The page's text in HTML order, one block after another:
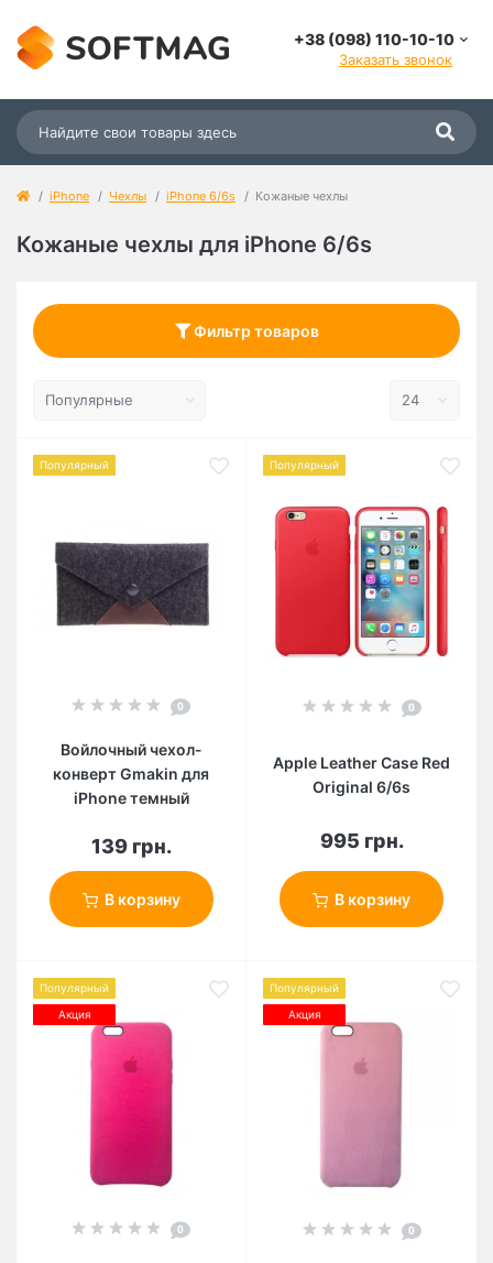
+38 (098) 110-10-10
Заказать звонок
iPhone Чехлы iPhone 6/6s Кожаные чехлы
Кожаные чехлы для iPhone 6/6s
Фильтр товаров
Популярный
0
Войлочный чехол-
конверт Gmakin для
iPhone темный
139 грн.
В корзину
Популярный
0
Apple Leather Case Red
Original 6/6s
995 грн.
В корзину
Популярный
Акция
0
Популярный
Акция
0